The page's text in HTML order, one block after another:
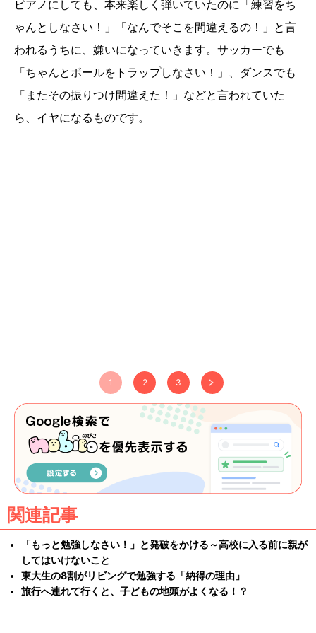
ピアノにしても、本来楽しく弾いていたのに「練習をち
ゃんとしなさい！」「なんでそこを間違えるの！」と言
われるうちに、嫌いになっていきます。サッカーでも
「ちゃんとボールをトラップしなさい！」、ダンスでも
「またその振りつけ間違えた！」などと言われていた
ら、イヤになるものです。
1 2 3
関連記事
「もっと勉強しなさい！」と発破をかける～高校に入る前に親が
してはいけないこと
東大生の8割がリビングで勉強する「納得の理由」
旅行へ連れて行くと、子どもの地頭がよくなる！？